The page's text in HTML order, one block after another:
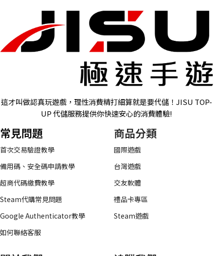
這才叫做認真玩遊戲，理性消費精打細算就是要代儲！JISU TOP-
UP 代儲服務提供你快速安心的消費體驗!
常見問題
首次交易驗證教學
備用碼、安全碼申請教學
超商代碼繳費教學
Steam代購常見問題
Google Authenticator教學
如何聯絡客服
商品分類
國際遊戲
台灣遊戲
交友軟體
禮品卡專區
Steam遊戲